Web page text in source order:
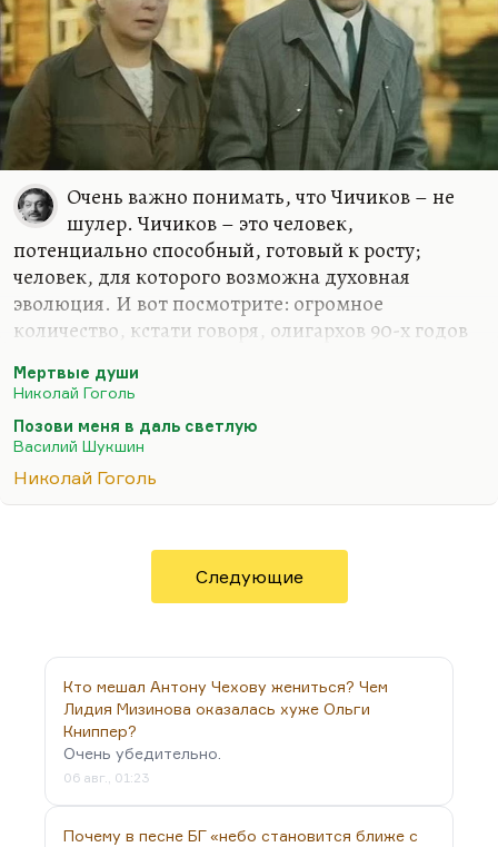
Очень важно понимать, что Чичиков – не
шулер. Чичиков – это человек,
потенциально способный, готовый к росту;
человек, для которого возможна духовная
эволюция. И вот посмотрите: огромное
количество, кстати говоря, олигархов 90-х годов
всегда были жулики, это были люди, которые с
духовными запросами.
Ходорковский стал воспитывать «Открытую
Россию», новую систему лицеев создал. Фридман
пытался математизировать, формализировать
новую нравственность. Когда у человека
появляется достаточно денег, он начинает, как
Мертвые души
Николай Гоголь
Позови меня в даль светлую
Василий Шукшин
Николай Гоголь
Следующие
Кто мешал Антону Чехову жениться? Чем
Лидия Мизинова оказалась хуже Ольги
Книппер?
Очень убедительно.
06 авг., 01:23
Почему в песне БГ «небо становится ближе с